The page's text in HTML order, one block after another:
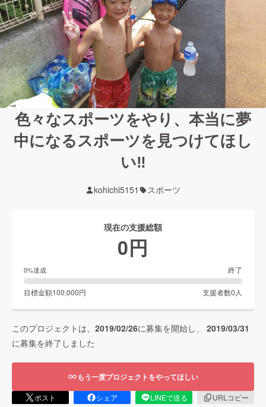
色々なスポーツをやり、本当に夢
中になるスポーツを見つけてほし
い‼
kohichi5151 スポーツ
現在の支援総額
0円
0%達成 終了
目標金額100,000円 支援者数0 人
このプロジェクトは、 2019/02/26に募集を開始し、 2019/03/31
に募集を終了しました
もう一度プロジェクトをやってほしい
ポスト シェア LINEで送る
URLコピー